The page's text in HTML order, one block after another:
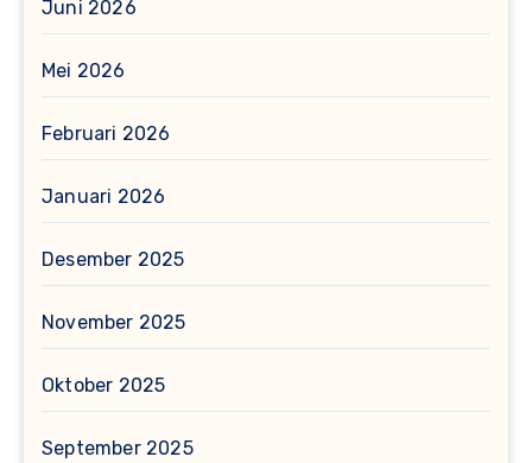
Juni 2026
Mei 2026
Februari 2026
Januari 2026
Desember 2025
November 2025
Oktober 2025
September 2025